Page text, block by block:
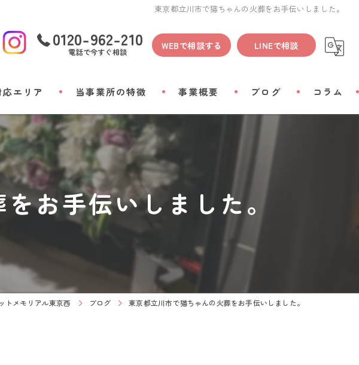
東京都立川市で猫ちゃんの火葬をお手伝いしました。
0120-962-210
電話で今すぐ相談
WEBで相談する LINEで相談
応エリア 当事業所の特徴
出張
小動物
立ち会い
事業概要 ブログ コラム
お手伝いしました。
トメモリアル東京西 ブログ 東京都立川市で猫ちゃんの火葬をお手伝いしました。